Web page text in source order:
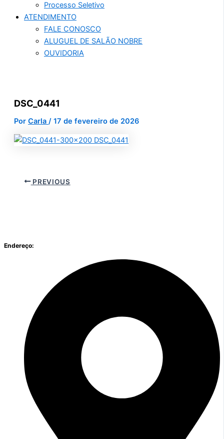
Processo Seletivo
ATENDIMENTO
FALE CONOSCO
ALUGUEL DE SALÃO NOBRE
OUVIDORIA
DSC_0441
Por Carla / 17 de fevereiro de 2026
PREVIOUS
Endereço: